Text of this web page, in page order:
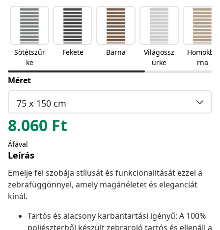
Sötétszür
ke
Fekete Barna
Világossz
ürke
Homokba
rna
Méret
75 x 150 cm
8.060 Ft
Áfával
Leírás
Emelje fel szobája stílusát és funkcionalitását ezzel a
zebrafüggönnyel, amely magánéletet és eleganciát
kínál.
Tartós és alacsony karbantartási igényű: A 100%
poliészterből készült zebraroló tartós és ellenáll a